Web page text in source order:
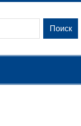
Поиск